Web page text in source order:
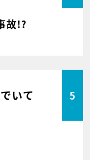
故!?
いて 5